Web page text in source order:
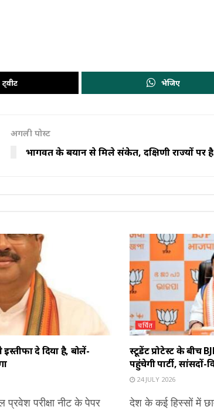
ट्वीट भेजिए
अगली पोस्ट
भागवत के बयान से मिले संकेत, दक्षिणी राज्यों पर है
दे दिया है, बोलें-
परीक्षा नीट के पेपर
चर्चित
स्टूडेंट प्रोटेस्ट के बीच
पहुंचेगी पार्टी,
24 JULY 2026
देश के कई हिस्सों में